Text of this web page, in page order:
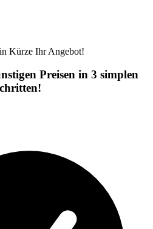
Kürze Ihr Angebot!
Preisen in 3 simplen